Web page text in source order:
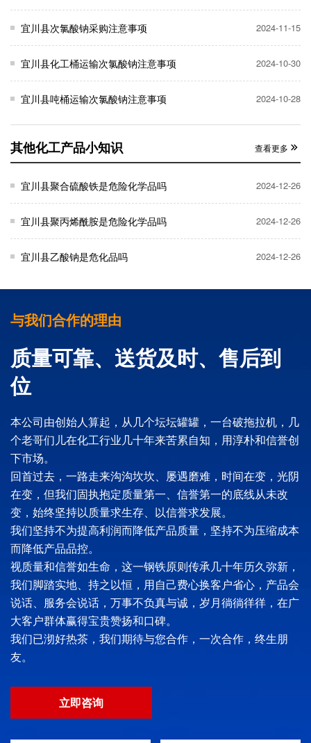
宜川县次氯酸钠采购注意事项 2024-11-15
宜川县化工桶运输次氯酸钠注意事项 2024-10-30
宜川县吨桶运输次氯酸钠注意事项 2024-10-28
其他化工产品小知识 查看更多
宜川县聚合硫酸铁是危险化学品吗 2024-12-26
宜川县聚丙烯酰胺是危险化学品吗 2024-12-26
宜川县乙酸钠是危化品吗 2024-12-26
与我们合作的理由
质量可靠、送货及时、售后到
位
本公司由创始人算起，从几个坛坛罐罐，一台破拖拉机，几
个老哥们儿在化工行业几十年来苦累自知，用淳朴和信誉创
下市场。
回首过去，一路走来沟沟坎坎、屡遇磨难，时间在变，光阴
在变，但我们固执抱定质量第一、信誉第一的底线从未改
变，始终坚持以质量求生存、以信誉求发展。
我们坚持不为提高利润而降低产品质量，坚持不为压缩成本
而降低产品品控。
视质量和信誉如生命，这一钢铁原则传承几十年历久弥新，
我们脚踏实地、持之以恒，用自己费心换客户省心，产品会
说话、服务会说话，万事不负真与诚，岁月徜徜徉徉，在广
大客户群体赢得宝贵赞扬和口碑。
我们已沏好热茶，我们期待与您合作，一次合作，终生朋
友。
立即咨询